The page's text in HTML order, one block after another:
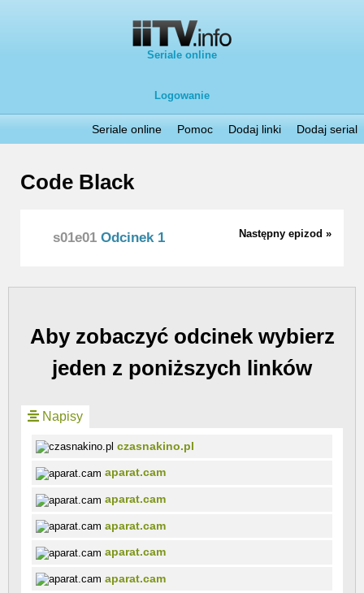
Seriale online
Logowanie
Seriale online Pomoc Dodaj linki Dodaj serial
Code Black
Następny epizod »
s01e01Odcinek 1
Aby zobaczyć odcinek wybierz
jeden z poniższych linków
Napisy
czasnakino.pl
aparat.cam
aparat.cam
aparat.cam
aparat.cam
aparat.cam